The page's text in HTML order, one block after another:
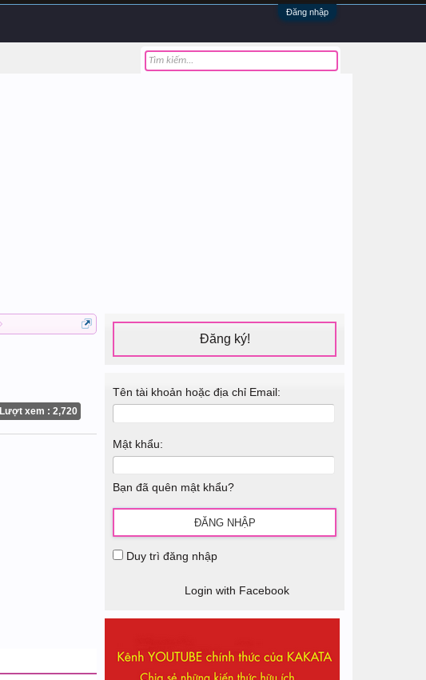
Đăng nhập
Lượt xem : 2,720
Đăng ký!
Tên tài khoản hoặc địa chỉ Email:
Mật khẩu:
Bạn đã quên mật khẩu?
Duy trì đăng nhập
Login with Facebook